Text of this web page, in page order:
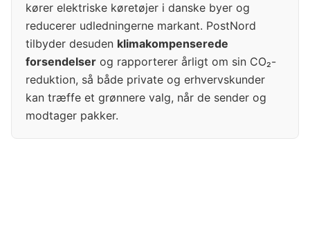
kører elektriske køretøjer i danske byer og
reducerer udledningerne markant. PostNord
tilbyder desuden klimakompenserede
forsendelser og rapporterer årligt om sin CO₂-
reduktion, så både private og erhvervskunder
kan træffe et grønnere valg, når de sender og
modtager pakker.